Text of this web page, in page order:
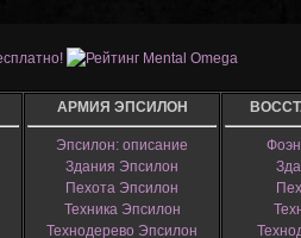
АРМИЯ ЭПСИЛОН
Эпсилон: описание
Здания Эпсилон
Пехота Эпсилон
Техника Эпсилон
Технодерево Эпсилон